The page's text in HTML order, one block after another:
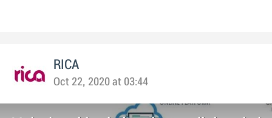
RICA
Oct 22, 2020 at 03:44